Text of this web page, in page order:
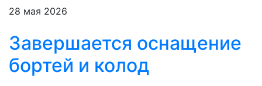
28 мая 2026
Завершается оснащение
бортей и колод